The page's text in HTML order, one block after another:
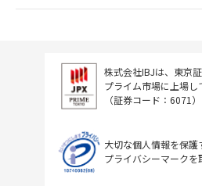
株式会社IBJは、東京
プライム市場に上場し
（証券コード：6071）
大切な個人情報を保護
プライバシーマークを